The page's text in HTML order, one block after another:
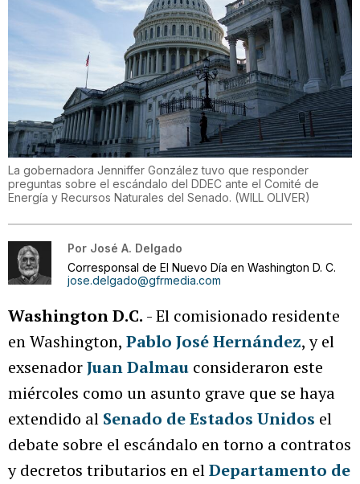
La gobernadora Jenniffer González tuvo que responder
preguntas sobre el escándalo del DDEC ante el Comité de
Energía y Recursos Naturales del Senado. (WILL OLIVER)
Por José A. Delgado
Corresponsal de El Nuevo Día en Washington D. C.
jose.delgado@gfrmedia.com
Washington D.C. - El comisionado residente
en Washington, Pablo José Hernández, y el
exsenadorJuan Dalmau consideraron este
miércoles como un asunto grave que se haya
extendido al Senado de Estados Unidos el
debate sobre el escándalo en torno a contratos
y decretos tributarios en elDepartamento de